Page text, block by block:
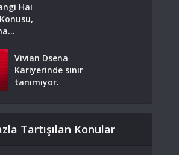
Hai
Vivian Dsena
Kariyerinde sınır
tanımıyor.
Tartışılan Konular